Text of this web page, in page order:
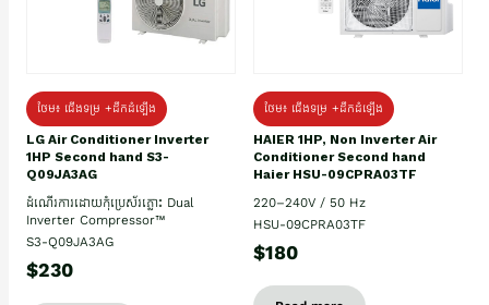
ថែម៖ ជើងទម្រ +ដឹកដំឡើង
LG Air Conditioner Inverter
1HP Second hand S3-
Q09JA3AG
ដំណើរការដោយកុំប្រេស័រភ្លោះ Dual
Inverter Compressor™
S3-Q09JA3AG
$230
ថែម៖ ជើងទម្រ +ដឹកដំឡើង
HAIER 1HP, Non Inverter Air
Conditioner Second hand
Haier HSU-09CPRA03TF
220–240V / 50 Hz
HSU-09CPRA03TF
$180